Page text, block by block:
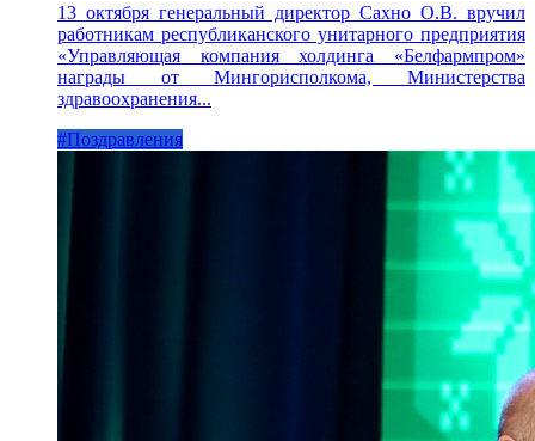
13 октября генеральный директор Сахно О.В. вручил
работникам республиканского унитарного предприятия
«Управляющая компания холдинга «Белфармпром»
награды от Мингорисполкома, Министерства
здравоохранения...
#Поздравления